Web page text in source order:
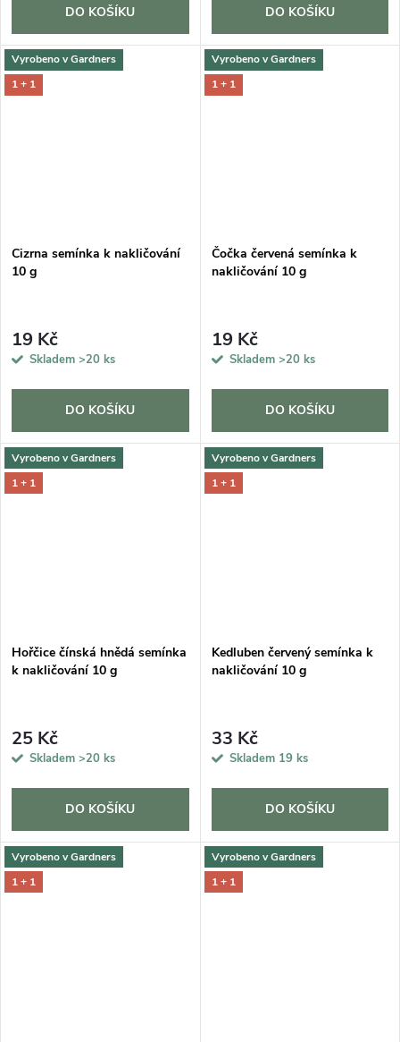
DO KOŠÍKU DO KOŠÍKU
Vyrobeno v Gardners
1 + 1
Cizrna semínka k nakličování
10 g
19 Kč
Skladem >20 ks
DO KOŠÍKU
Vyrobeno v Gardners
1 + 1
Čočka červená semínka k
nakličování 10 g
19 Kč
Skladem >20 ks
DO KOŠÍKU
Vyrobeno v Gardners
1 + 1
Hořčice čínská hnědá semínka
k nakličování 10 g
25 Kč
Skladem >20 ks
DO KOŠÍKU
Vyrobeno v Gardners
1 + 1
Kedluben červený semínka k
nakličování 10 g
33 Kč
Skladem 19 ks
DO KOŠÍKU
Vyrobeno v Gardners
1 + 1
Vyrobeno v Gardners
1 + 1